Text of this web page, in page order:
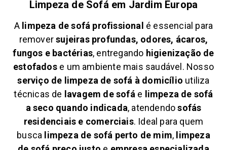
Limpeza de Sofá em Jardim Europa
A limpeza de sofá profissional é essencial para
removersujeiras profundas, odores, ácaros,
fungos e bactérias, entregando higienização de
estofadose um ambiente mais saudável. Nosso
serviço de limpeza de sofá à domicílio utiliza
técnicas de lavagem de sofá e limpeza de sofá
a seco quando indicada, atendendosofás
residenciais e comerciais. Ideal para quem
busca limpeza de sofá perto de mim, limpeza